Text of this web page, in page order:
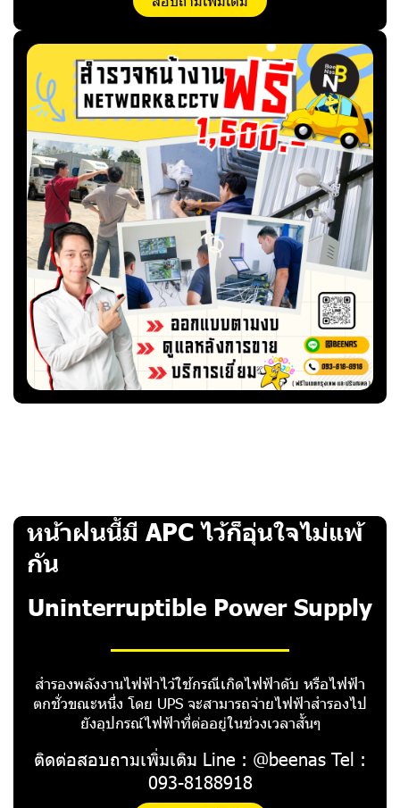
หน้าฝนนี้มี APC ไว้ก็อุ่นใจไม่แพ้
กัน
Uninterruptible Power Supply
สำรองพลังงานไฟฟ้าไว้ใช้กรณีเกิดไฟฟ้าดับ หรือไฟฟ้า
ตกชั่วขณะหนึ่ง โดย UPS จะสามารถจ่ายไฟฟ้าสำรองไป
ยังอุปกรณ์ไฟฟ้าที่ต่ออยู่ในช่วงเวลาสั้นๆ
ติดต่อสอบถามเพิ่มเติม Line : @beenas Tel :
093-8188918